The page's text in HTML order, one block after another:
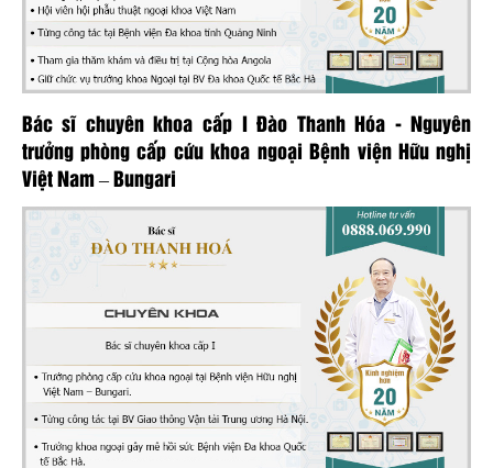
Bác sĩ chuyên khoa cấp I Đào Thanh Hóa - Nguyên
trưởng phòng cấp cứu khoa ngoại Bệnh viện Hữu nghị
Việt Nam – Bungari